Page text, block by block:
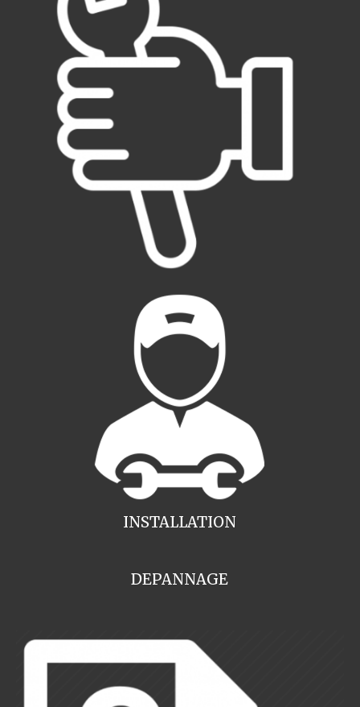
INSTALLATION
DEPANNAGE